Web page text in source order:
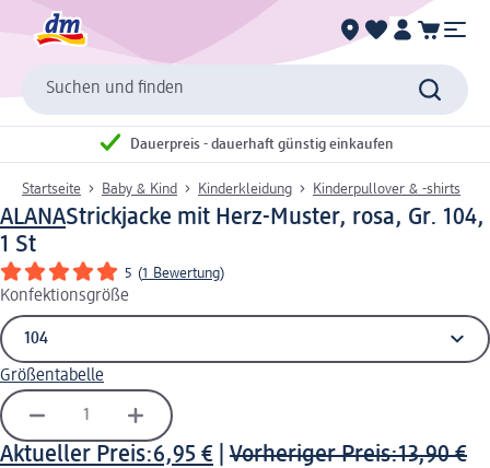
Suchen und finden
Dauerpreis - dauerhaft günstig einkaufen
Startseite Baby & Kind Kinderkleidung Kinderpullover & -shirts
ALANAStrickjacke mit Herz-Muster, rosa, Gr. 104,
1 St
5 (1 Bewertung)
Konfektionsgröße
Größentabelle
Aktueller Preis:6,95 € Vorheriger Preis:13,90 €